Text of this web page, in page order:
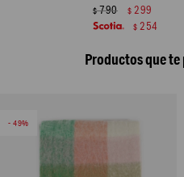
$790 $ 299
$ 254
Productos que
49